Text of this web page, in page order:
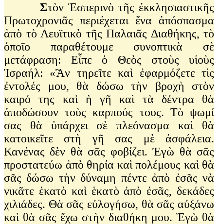
Στὸν Ἑσπερινὸ τῆς ἐκκλησιαστικῆς
Πρωτοχρονιᾶς περιέχεται ἕνα ἀπόσπασμα
ἀπὸ τὸ Λευϊτικὸ τῆς Παλαιᾶς Διαθήκης, τὸ
ὁποῖο παραθέτουμε συνοπτικὰ σὲ
μετάφραση: Εἶπε ὁ Θεὸς στοὺς υἱοὺς
Ἰσραήλ: «Ἂν τηρεῖτε καὶ ἐφαρμόζετε τὶς
ἐντολές μου, θὰ δώσω τὴν βροχὴ στὸν
καιρό της καὶ ἡ γῆ καὶ τὰ δέντρα θὰ
ἀποδώσουν τοὺς καρπούς τους. Τὸ ψωμί
σας θὰ ὑπάρχει σὲ πλεόνασμα καὶ θὰ
κατοικεῖτε στὴ γῆ σας μὲ ἀσφάλεια.
Κανένας δὲν θὰ σᾶς φοβίζει. Ἐγὼ θὰ σᾶς
προστατεύω ἀπὸ θηρία καὶ πολέμους καὶ θὰ
σᾶς δώσω τὴν δύναμη πέντε ἀπὸ ἐσᾶς νὰ
νικᾶτε ἑκατὸ καὶ ἑκατὸ ἀπὸ ἐσᾶς, δεκάδες
χιλιάδες. Θὰ σᾶς εὐλογήσω, θὰ σᾶς αὐξάνω
καὶ θὰ σᾶς ἔχω στὴν διαθήκη μου. Ἐγὼ θὰ